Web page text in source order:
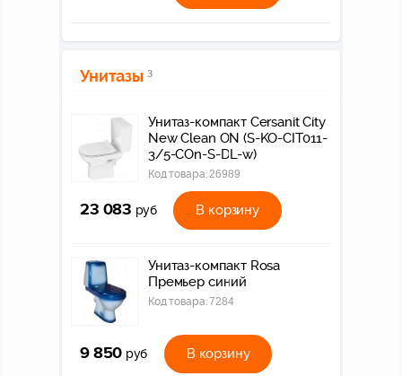
Унитазы 3
Унитаз-компакт Cersanit City
New Clean ON (S-KO-CIT011-
3/5-COn-S-DL-w)
Код товара: 26989
23 083 руб В корзину
Унитаз-компакт Rosa
Премьер синий
Код товара:7284
9 850 руб В корзину